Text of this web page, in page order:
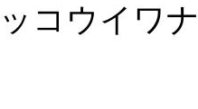
コウイワナ